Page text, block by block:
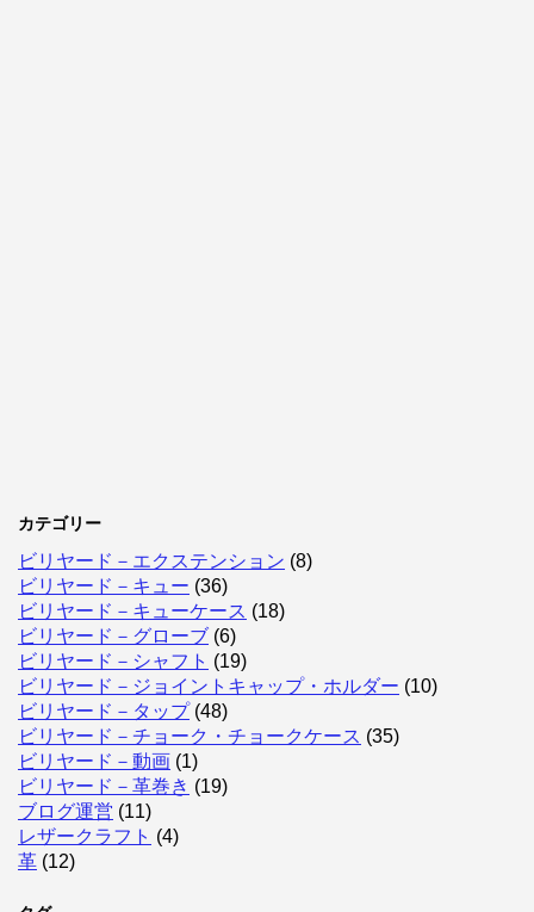
カテゴリー
ビリヤード－エクステンション (8)
ビリヤード－キュー (36)
ビリヤード－キューケース (18)
ビリヤード－グローブ (6)
ビリヤード－シャフト (19)
ビリヤード－ジョイントキャップ・ホルダー (10)
ビリヤード－タップ(48)
ビリヤード－チョーク・チョークケース (35)
ビリヤード－動画 (1)
ビリヤード－革巻き (19)
ブログ運営 (11)
レザークラフト (4)
革 (12)